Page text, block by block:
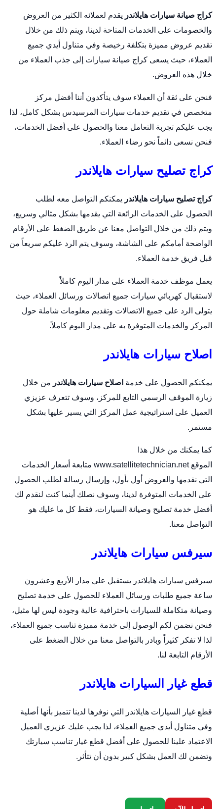
كراج صيانة سيارات هايلاندر يقدم لعملائه الكثير من العروض
والخصومات على الخدمات المتاحة لدينا، ويتم ذلك من خلال
تقديم عروض مميزة بتكلفة رخيصة وفي متناول أيدي جميع
العملاء، حيث يسعى كراج صيانة سيارات إلى جذب العملاء من
خلال هذه العروض.
فنحن على ثقة أن العملاء سوف يتأكدون أننا أفضل مركز
متخصص في تقديم خدمات سيارات المرسيدس بشكل كامل، لذا
يجب عليكم تجربة التعامل معنا والحصول على أفضل الخدمات،
فنحن نسعى دائماً نحو رضاء العملاء.
كراج تصليح سيارات هايلاندر
كراج تصليح سيارات هايلاندر يمكنكم التواصل معه لطلب
الحصول على الخدمات الرائعة التي يقدمها بشكل مثالي وسريع،
ويتم ذلك من خلال التواصل معنا عن طريق الضغط على الأرقام
الواضحة أمامكم على الشاشة، وسوف يتم الرد عليكم سريعاً من
قبل فريق خدمة العملاء.
يعمل موظف خدمة العملاء على مدار اليوم كاملاً
لاستقبال كهربائي سيارات جميع اتصالات ورسائل العملاء، حيث
يتولى الرد على جميع الاتصالات وتقديم معلومات شاملة حول
المركز والخدمات المتوفرة به على مدار اليوم كاملاً.
اصلاح سيارات هايلاندر
يمكنكم الحصول على خدمة اصلاح سيارات هايلاندر من خلال
زيارة الموقف الرسمي التابع للمركز، وسوف تتعرف عزيزي
العميل على استراتيجية عمل المركز التي يسير عليها بشكل
مستمر.
كما يمكنك من خلال هذا
الموقعwww.satellitetechnician.netمتابعة أسعار الخدمات
التي نقدمها والعروض أول بأول، وإرسال رسالة لطلب الحصول
على الخدمات المتوفرة لدينا، وسوف نصلك أينما كنت لنقدم لك
أفضل خدمة تصليح وصيانة السيارات، فقط كل ما عليك هو
التواصل معنا.
سيرفس سيارات هايلاندر
سيرفس سيارات هايلاندر يستقبل على مدار الأربع وعشرون
ساعة جميع طلبات ورسائل العملاء للحصول على خدمة تصليح
وصيانة متكاملة للسيارات باحترافية عالية وجودة ليس لها مثيل،
فنحن نضمن لكم الوصول إلى خدمة مميزة تناسب جميع العملاء،
لذا لا تفكر كثيراً وبادر بالتواصل معنا من خلال الضغط على
الأرقام التابعة لنا.
قطع غيار السيارات هايلاندر
قطع غيار السيارات هايلاندر التي نوفرها لدينا تتميز بأنها أصلية
وفي متناول أيدي جميع العملاء، لذا يجب عليك عزيزي العميل
الاعتماد علينا للحصول على أفضل قطع غيار تناسب سيارتك
وتضمن لك العمل بشكل كبير بدون أن تتأثر.